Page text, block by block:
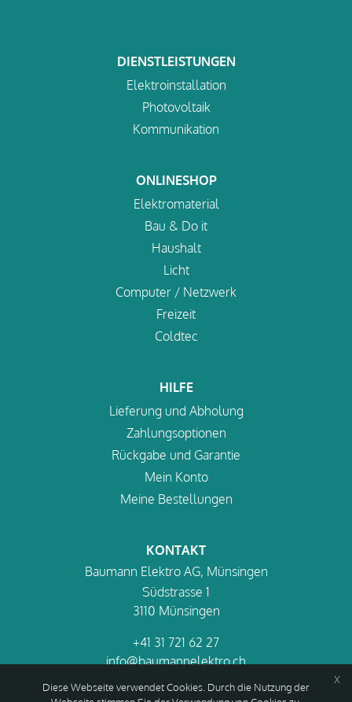
DIENSTLEISTUNGEN
Elektroinstallation
Photovoltaik
Kommunikation
ONLINESHOP
Elektromaterial
Bau & Do it
Haushalt
Licht
Computer / Netzwerk
Freizeit
Coldtec
HILFE
Lieferung und Abholung
Zahlungsoptionen
Rückgabe und Garantie
Mein Konto
Meine Bestellungen
KONTAKT
Baumann Elektro AG, Münsingen
Südstrasse 1
3110 Münsingen
+41 31 721 62 27
info@baumannelektro.ch
Diese Webseite verwendet Cookies. Durch die Nutzung der
x